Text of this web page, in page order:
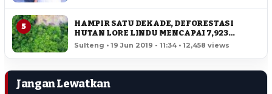
5
HAMPIR SATU DEKADE, DEFORESTASI
HUTAN LORE LINDU MENCAPAI 7,923
HEKTAR
Sulteng • 19 Jun 2019 - 11:34 • 12,458 views
Jangan Lewatkan